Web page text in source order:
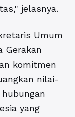
jelasnya.
Umum
Gerakan
komitmen
nilai-
yang